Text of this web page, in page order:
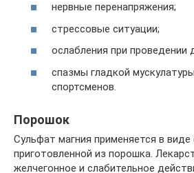
нервные перенапряжения;
стрессовые ситуации;
ослабления при проведении
спазмы гладкой
спортсменов.
Порошок
Сульфат магния применяется в виде
приготовленной из порошка.
желчегонное и слабительное